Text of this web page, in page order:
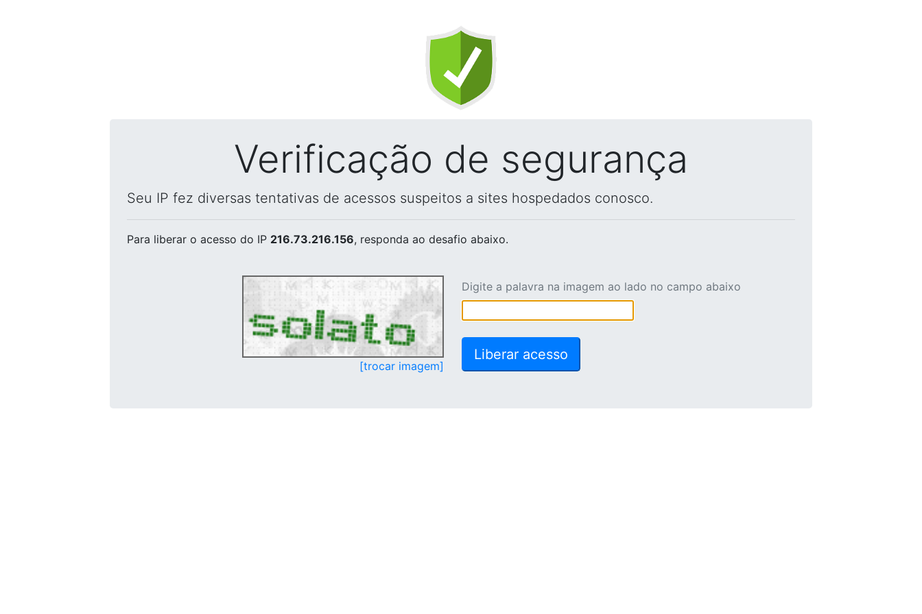
Verificação de segurança
Seu IP fez diversas tentativas de acessos suspeitos a sites hospedados conosco.
Para liberar o acesso do IP 216.73.216.156, responda ao desafio abaixo.
[trocar imagem]
Digite a palavra na imagem ao lado no campo abaixo